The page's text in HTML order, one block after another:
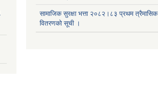
सामाजिक सुरक्षा भत्ता २०८२।८३ प्रथम त्रैमासिक
वितरणको सूची ।